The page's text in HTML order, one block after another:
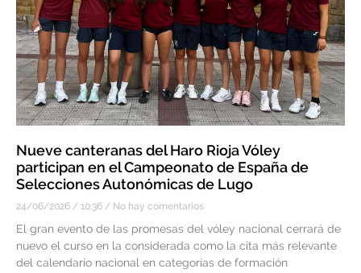
Nueve canteranas del Haro Rioja Vóley
participan en el Campeonato de España de
Selecciones Autonómicas de Lugo
24/06/2026 10:36 No hay comentarios
El gran evento de las promesas del vóley nacional cerrará de
nuevo el curso en la considerada como la cita más relevante
del calendario nacional en categorías de formación